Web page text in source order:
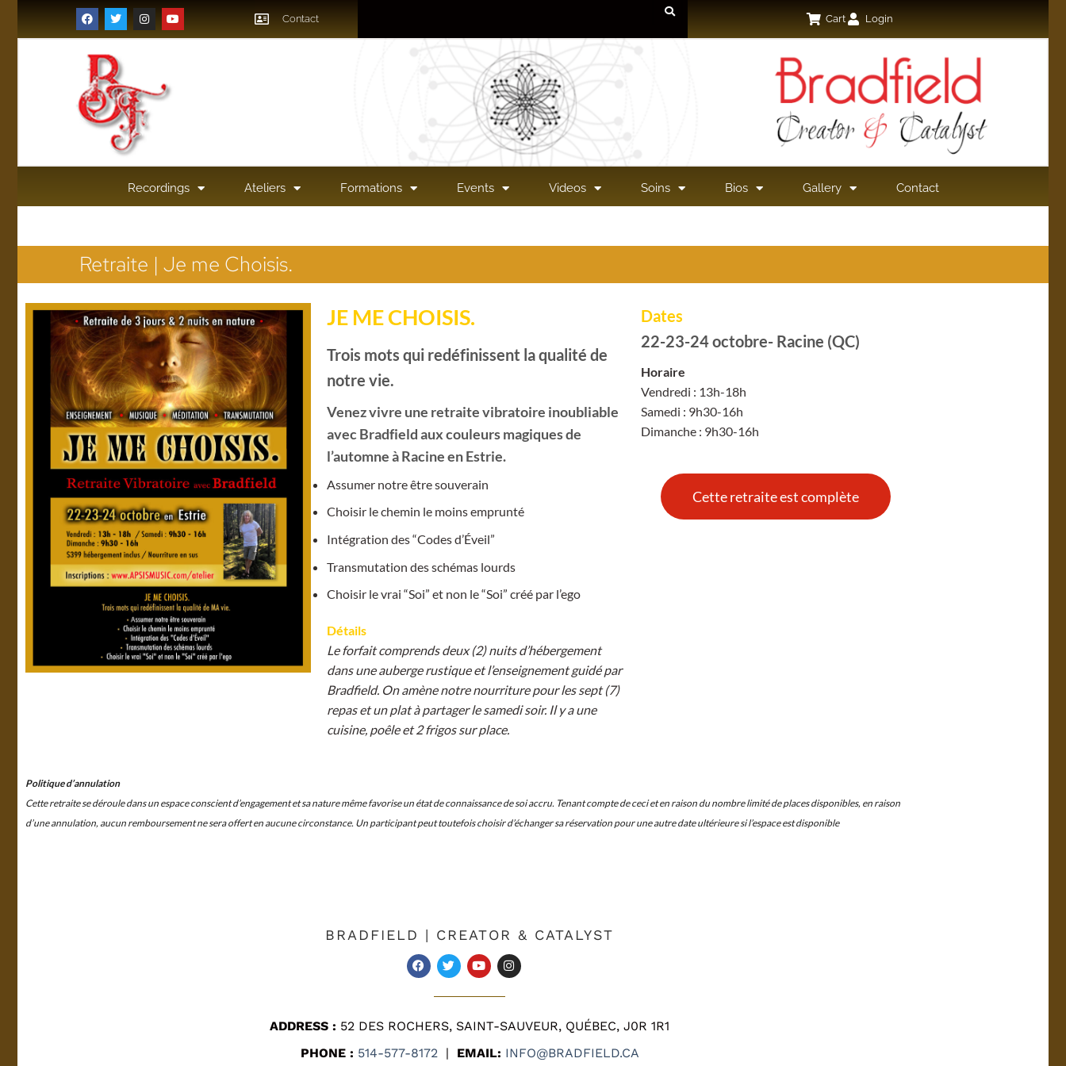
Contact Cart Login
Recordings Ateliers Formations Events Videos Soins Bios Gallery Contact
Retraite | Je me Choisis.
JE ME CHOISIS.
Trois mots qui redéfinissent la qualité de
notre vie.
Venez vivre une retraite vibratoire inoubliable
avec Bradfield aux couleurs magiques de
l’automne à Racine en Estrie.
Assumer notre être souverain
Choisir le chemin le moins emprunté
Intégration des “Codes d’Éveil”
Transmutation des schémas lourds
Choisir le vrai “Soi” et non le “Soi” créé par l’ego
Détails
Le forfait comprends deux (2) nuits d’hébergement
dans une auberge rustique et l’enseignement guidé par
Bradfield. On amène notre nourriture pour les sept (7)
repas et un plat à partager le samedi soir. Il y a une
cuisine, poêle et 2 frigos sur place.
Dates
22-23-24 octobre- Racine (QC)
Horaire
Vendredi : 13h-18h
Samedi : 9h30-16h
Dimanche : 9h30-16h
Cette retraite est complète
Politique d’annulation
Cette retraite se déroule dans un espace conscient d’engagement et sa nature même favorise un état de connaissance de soi accru. Tenant compte de ceci et en raison du nombre limité de places disponibles, en raison
d’une annulation, aucun remboursement ne sera offert en aucune circonstance. Un participant peut toutefois choisir d’échanger sa réservation pour une autre date ultérieure si l’espace est disponible
BRADFIELD | CREATOR & CATALYST
ADDRESS : 52 DES ROCHERS, SAINT-SAUVEUR, QUÉBEC, J0R 1R1
PHONE : 514-577-8172| EMAIL: INFO@BRADFIELD.CA